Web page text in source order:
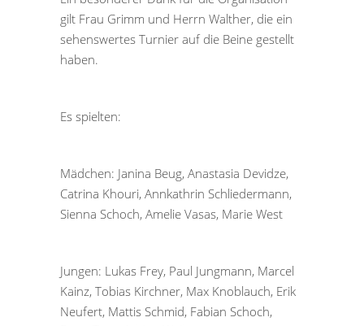
gilt Frau Grimm und Herrn Walther, die ein
sehenswertes Turnier auf die Beine gestellt
haben.
Es spielten:
Mädchen: Janina Beug, Anastasia Devidze,
Catrina Khouri, Annkathrin Schliedermann,
Sienna Schoch, Amelie Vasas, Marie West
Jungen: Lukas Frey, Paul Jungmann, Marcel
Kainz, Tobias Kirchner, Max Knoblauch, Erik
Neufert, Mattis Schmid, Fabian Schoch,